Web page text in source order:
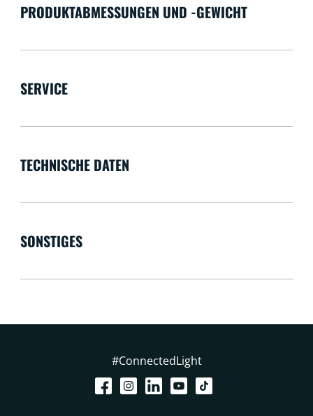
PRODUKTABMESSUNGEN UND -GEWICHT
SERVICE
TECHNISCHE DATEN
SONSTIGES
#ConnectedLight